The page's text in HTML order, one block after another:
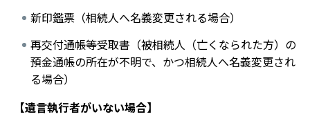
新印鑑票（相続人へ名義変更される場合）
再交付通帳等受取書（被相続人（亡くなられた方）の
預金通帳の所在が不明で、かつ相続人へ名義変更され
る場合）
【遺言執行者がいない場合】